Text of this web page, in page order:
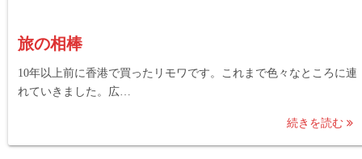
旅の相棒
10年以上前に香港で買ったリモワです。これまで色々なところに連
れていきました。広…
続きを読む